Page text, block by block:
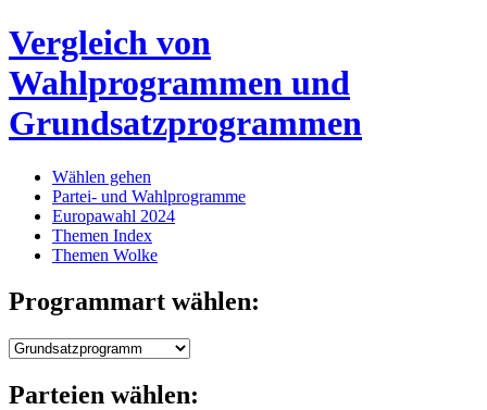
Vergleich von
Wahlprogrammen und
Grundsatzprogrammen
Wählen gehen
Partei- und Wahlprogramme
Europawahl 2024
Themen Index
Themen Wolke
Programmart wählen:
Parteien wählen: